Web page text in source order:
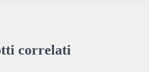
correlati